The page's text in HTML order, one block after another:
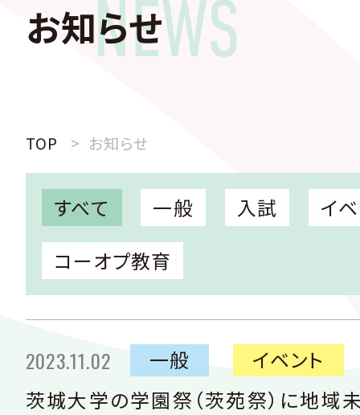
お知らせ
TOP お知らせ
すべて 一般 入試
イ
コーオプ教育
2023.11.02 一般
イベント
茨城大学の学園祭（茨苑祭）に地域